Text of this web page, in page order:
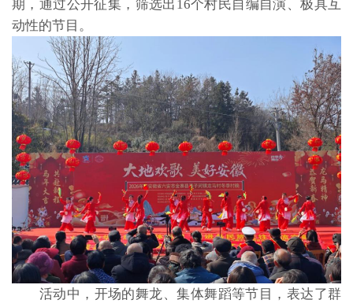
期，通过公开征集，筛选出16个村民自编自演、极具互
动性的节目。
活动中，开场的舞龙、集体舞蹈等节目，表达了群